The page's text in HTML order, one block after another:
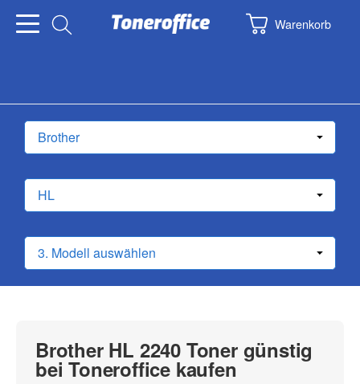
Warenkorb
Brother HL 2240 Toner günstig
bei Toneroffice kaufen